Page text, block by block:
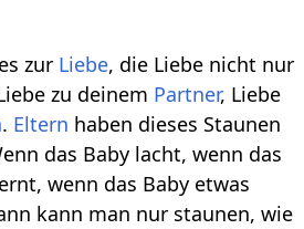
zur Liebe, die Liebe nicht nur
zu deinem Partner, Liebe
. Eltern haben dieses Staunen
das Baby lacht, wenn das
wenn das Baby etwas
kann man nur staunen, wie